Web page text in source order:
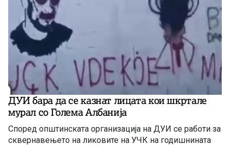
ДУИ бара да се казнат лицата кои шкртале
мурал со Голема Албанија
Според општинската организација на ДУИ се работи за
сквернавењето на ликовите на УЧК на годишнината